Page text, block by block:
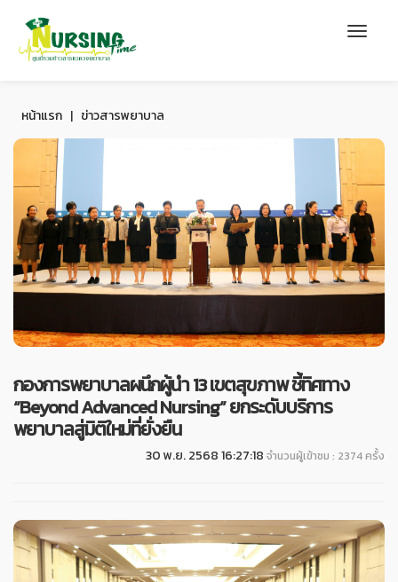
หน้าแรก | ข่าวสารพยาบาล
กองการพยาบาลผนึกผู้นำ 13 เขตสุขภาพ ชี้ทิศทาง
“Beyond Advanced Nursing” ยกระดับบริการ
พยาบาลสู่มิติใหม่ที่ยั่งยืน
30 พ.ย. 2568 16:27:18 จำนวนผู้เข้าชม : 2374 ครั้ง